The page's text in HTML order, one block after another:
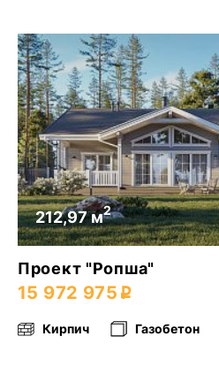
212,97 м2
Проект "Ропша"
15 972 975
Кирпич Газобетон